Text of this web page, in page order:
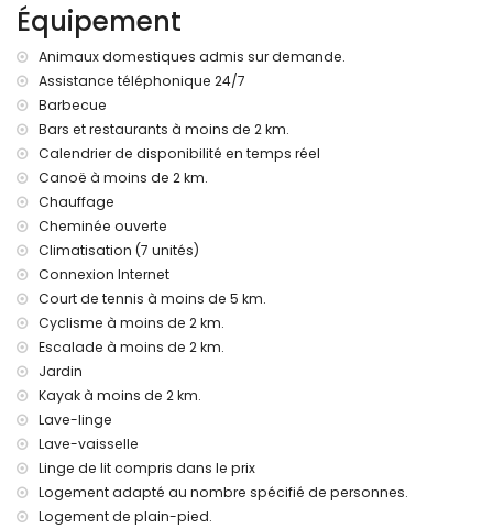
douche extérieure
espace salon extérieur et espace repas extérieur
3 places de parking privées
Plus d'informations
ville la plus proche : Xàbia (à moins de 2 kilomètres de la
villa)
rivière ou rive la plus proche : Mer Méditerranée (à moins de
plage la plus proche : La Grava, Xàbia (à moins de 2
kilomètres de la villa)
port le plus proche : Aduanas de Mar (à moins de 3
kilomètres de la villa)
parc le plus proche : Montgó (à moins de 2 kilomètres de la
villa)
aéroport le plus proche : Alicante (à moins de 100
kilomètres de la villa)
deuxième aéroport le plus proche : Valence (> 100
kilomètres)
veuillez consulter si les animaux de compagnie sont
autorisés
Le logement est très adapté pour les familles avec enfants
Équipements et services inclus dans le prix de location de la
villa
Équipement
Animaux domestiques admis sur demande.
Assistance téléphonique 24/7
Barbecue
Bars et restaurants à moins de 2 km.
Calendrier de disponibilité en temps réel
Canoë à moins de 2 km.
Chauffage
Cheminée ouverte
Climatisation (7 unités)
Connexion Internet
Court de tennis à moins de 5 km.
Cyclisme à moins de 2 km.
Escalade à moins de 2 km.
Jardin
Kayak à moins de 2 km.
Lave-linge
Lave-vaisselle
Linge de lit compris dans le prix
Logement adapté au nombre spécifié de personnes.
Logement de plain-pied.